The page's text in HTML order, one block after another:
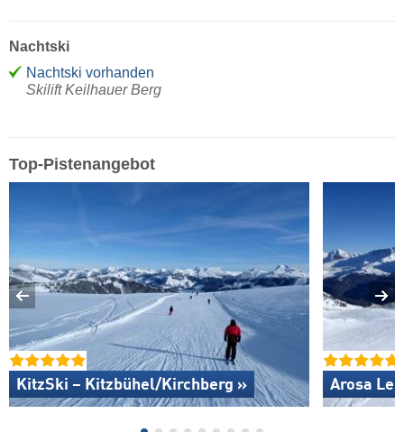
Nachtski
Nachtski vorhanden
Skilift Keilhauer Berg
Top-Pistenangebot
KitzSki – Kitzbühel/​Kirchberg » Arosa